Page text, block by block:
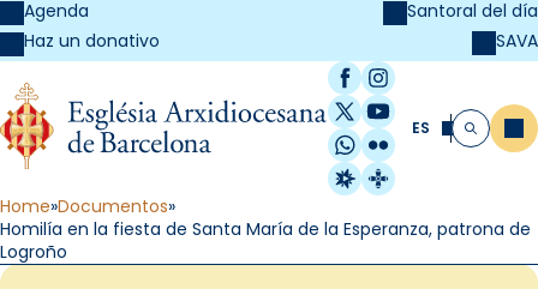
Agenda
Haz un donativo
Santoral del día
SAVA
Facebook
Instagram
X / Twitter
YouTube
WhatsApp
Flickr
Radio Estel
Catalunya
ES Buscar
Home Documentos
Homilía en la fiesta de Santa María de la Esperanza, patrona de
Logroño